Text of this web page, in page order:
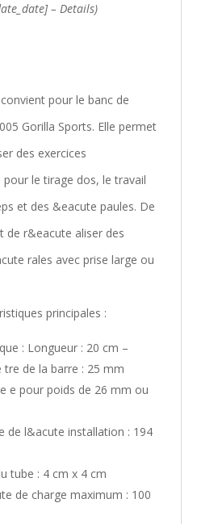
– Details)
convient pour le banc de
Gorilla Sports. Elle permet
des exercices
le tirage dos, le travail
et des &eacute paules. De
de r&eacute aliser des
rales avec prise large ou
principales :
: Longueur : 20 cm –
tre de la barre : 25 mm
e pour poids de 26 mm ou
de l&acute installation : 194
tube : 4 cm x 4 cm
de charge maximum : 100